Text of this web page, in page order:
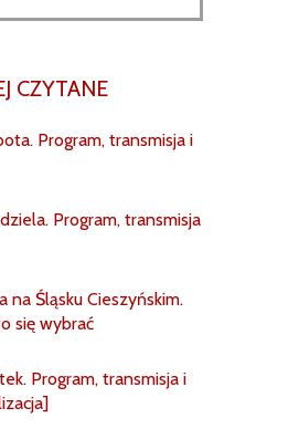
CZYTANE
Program, transmisja i
Program, transmisja
na Śląsku Cieszyńskim.
się wybrać
Program, transmisja i